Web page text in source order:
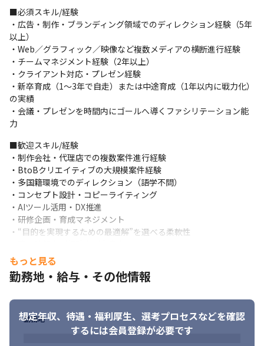
し、スケジュール通りに納品すること
・プロジェクトの企画・提案・見積・進行管理
・各種クリエイティブ制作のディレクション（Web、グラフィッ
ク、動画等）
・クライアントとのコミュニケーション・提案・折衝
■募集背景
多国籍・多世代のチームが増え、案件規模も多様化・複雑化。
さらに事業変革期に入り、企画〜提案〜実行をワンストップで牽
引できる“事業家気質のディレクター”が必要です。ライオンハー
トの次の10年をつくる仲間として、 自分の成長＝会社の成長と捉
えられる方を歓迎します。
・チームメンバーのアサイン・育成・評価
・プロセス改善やツール導入による業務効率化
■必須スキル/経験
・広告・制作・ブランディング領域でのディレクション経験（5年
以上）
・Web／グラフィック／映像など複数メディアの横断進行経験
・チームマネジメント経験（2年以上）
・クライアント対応・プレゼン経験
・新卒育成（1〜3年で自走）または中途育成（1年以内に戦力化）
の実績
・会議・プレゼンを時間内にゴールへ導くファシリテーション能
力
■歓迎スキル/経験
・制作会社・代理店での複数案件進行経験
・BtoBクリエイティブの大規模案件経験
・多国籍環境でのディレクション（語学不問）
・コンセプト設計・コピーライティング
・AIツール活用・DX推進
・研修企画・育成マネジメント
・“目的を実現するための最適解”を選べる柔軟性
■求める人物像
・AI活用を「効率化」ではなく「創造の加速装置」として使いこ
・思いやアイデア、感じた違和感をそのまま事業化・企画化に変
換できる人
・大手や老舗企業の「役割の一部」ではなく、 手触りある成果を
もっと見る
勤務地・給与・その他情報
想定年収、待遇・福利厚生、 選考プロセスなどを確認
するには会員登録が必要です
勤務地